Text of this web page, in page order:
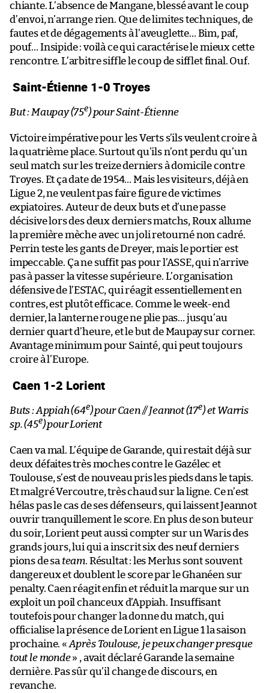
chiante. L’absence de Mangane, blessé avant le coup
d’envoi, n’arrange rien. Que de limites techniques, de
fautes et de dégagements à l’aveuglette… Bim, paf,
pouf… Insipide : voilà ce qui caractérise le mieux cette
rencontre. L’arbitre siffle le coup de sifflet final. Ouf.
Saint-Étienne 1-0 Troyes
But : Maupay (75e) pour Saint-Étienne
Victoire impérative pour les Verts s’ils veulent croire à
la quatrième place. Surtout qu’ils n’ont perdu qu’un
seul match sur les treize derniers à domicile contre
Troyes. Et ça date de 1954… Mais les visiteurs, déjà en
Ligue 2, ne veulent pas faire figure de victimes
expiatoires. Auteur de deux buts et d’une passe
décisive lors des deux derniers matchs, Roux allume
la première mèche avec un joli retourné non cadré.
Perrin teste les gants de Dreyer, mais le portier est
impeccable. Ça ne suffit pas pour l’ASSE, qui n’arrive
pas à passer la vitesse supérieure. L’organisation
défensive de l’ESTAC, qui réagit essentiellement en
contres, est plutôt efficace. Comme le week-end
dernier, la lanterne rouge ne plie pas… jusqu’au
dernier quart d’heure, et le but de Maupay sur corner.
Avantage minimum pour Sainté, qui peut toujours
croire à l’Europe.
Caen 1-2 Lorient
Buts : Appiah (64e) pour Caen // Jeannot (17e) et Warris
sp. (45e) pour Lorient
Caen va mal. L’équipe de Garande, qui restait déjà sur
deux défaites très moches contre le Gazélec et
Toulouse, s’est de nouveau pris les pieds dans le tapis.
Et malgré Vercoutre, très chaud sur la ligne. Ce n’est
hélas pas le cas de ses défenseurs, qui laissent Jeannot
ouvrir tranquillement le score. En plus de son buteur
du soir, Lorient peut aussi compter sur un Waris des
grands jours, lui qui a inscrit six des neuf derniers
pions de sa team. Résultat : les Merlus sont souvent
dangereux et doublent le score par le Ghanéen sur
penalty. Caen réagit enfin et réduit la marque sur un
exploit un poil chanceux d’Appiah. Insuffisant
toutefois pour changer la donne du match, qui
officialise la présence de Lorient en Ligue 1 la saison
prochaine. « Après Toulouse, je peux changer presque
tout le monde» , avait déclaré Garande la semaine
dernière. Pas sûr qu’il change de discours, en
revanche.